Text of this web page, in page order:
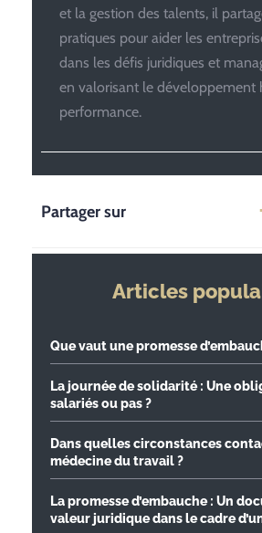
et la gestion des talents, il
pratiques pour aider les
dans les défis juridiques et
en valorisant le développement
performance.
Partager sur
Articles
Que vaut une promesse
La journée de solidarité : Une
salariés ou pas ?
Dans quelles circonstances
médecine du travail ?
La promesse d’embauche : Un
valeur juridique dans le cadre